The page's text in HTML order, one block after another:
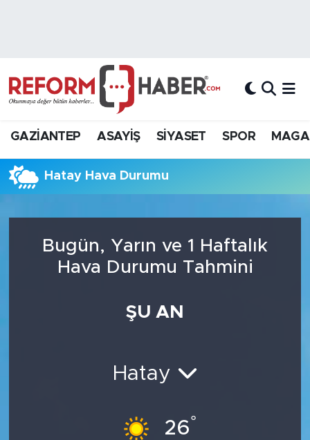
GAZİANTEP ASAYİŞ SİYASET SPOR
Hatay Hava Durumu
Bugün, Yarın ve 1 Haftalık
Hava Durumu Tahmini
ŞU AN
Hatay
26°
Hava Durumu
Süper Lig Puan Durumu ve Fikstür
Tüm Manşetler
Haber Arşivi